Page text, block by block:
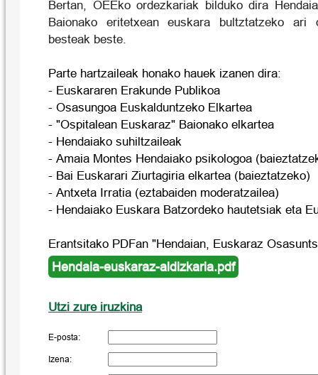
Bertan, OEEko ordezkariak bilduko dira
Baionako eritetxean euskara bultztatzeko ari
besteak beste.
Parte hartzaileak honako hauek izanen dira:
- Euskararen Erakunde Publikoa
- Osasungoa Euskalduntzeko Elkartea
- "Ospitalean Euskaraz" Baionako elkartea
- Hendaiako suhiltzaileak
- Amaia Montes Hendaiako psikologoa
- Bai Euskarari Ziurtagiria elkartea (baieztatzeko)
- Antxeta Irratia (eztabaiden moderatzailea)
- Hendaiako Euskara Batzordeko hautetsiak eta
Erantsitako PDFan "Hendaian, Euskaraz
Hendaia-euskaraz-aldizkaria.pdf
Utzi zure iruzkina
E-posta:
Izena: